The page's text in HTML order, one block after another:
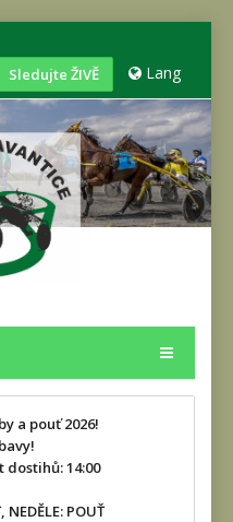
Sledujte ŽIVĚ Lang
a pouť 2026!
dostihů: 14:00
POUŤ